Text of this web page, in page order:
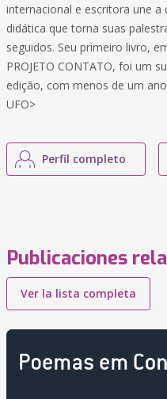
internacional e escritora une a
didática que torna suas
seguidos. Seu primeiro livro,
PROJETO CONTATO, foi um
edição, com menos de um
UFO>
Perfil completo
Publicaciones
Ver la lista completa